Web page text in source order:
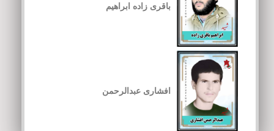
باقری زاده ابراهیم
افشاری عبدالرحمن